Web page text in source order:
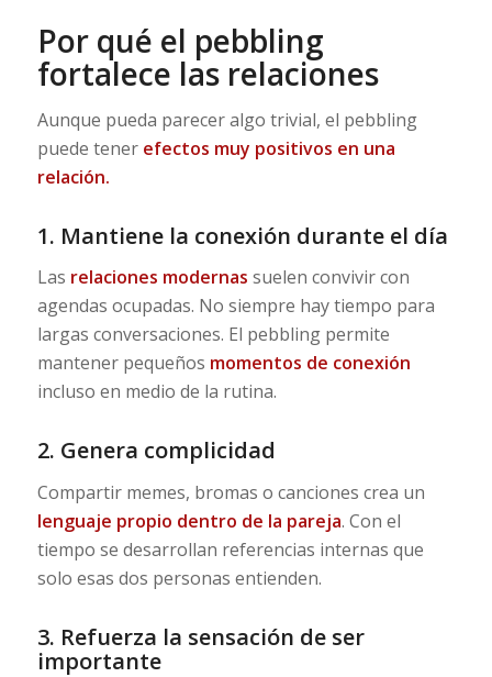
Por qué el pebbling
fortalece las relaciones
Aunque pueda parecer algo trivial, el pebbling
puede tener efectos muy positivos en una
relación.
1. Mantiene la conexión durante el día
Las relaciones modernas suelen convivir con
agendas ocupadas. No siempre hay tiempo para
largas conversaciones. El pebbling permite
mantener pequeños momentos de conexión
incluso en medio de la rutina.
2. Genera complicidad
Compartir memes, bromas o canciones crea un
lenguaje propio dentro de la pareja. Con el
tiempo se desarrollan referencias internas que
solo esas dos personas entienden.
3. Refuerza la sensación de ser
importante